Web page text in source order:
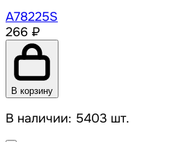
A78225S
266 ₽
В корзину
В наличии: 5403 шт.